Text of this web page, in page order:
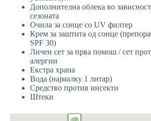
Дополнителна облека во
сезоната
Очила за сонце со UV филтер
Крем за заштита од сонце
SPF 30)
Личен сет за прва помош / сет
алергии
Екстра храна
Вода (најмалку 1 литар)
Средство против инсекти
Штеки